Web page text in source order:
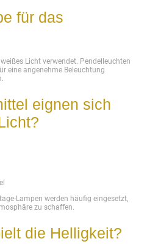
für das
Licht verwendet. Pendelleuchten
eine angenehme Beleuchtung
eignen sich
Lampen werden häufig eingesetzt,
zu schaffen.
die Helligkeit?